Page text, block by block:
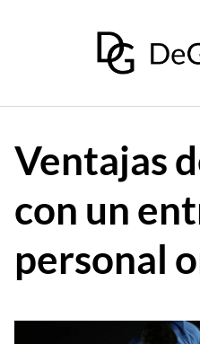
Ventajas
con un
personal